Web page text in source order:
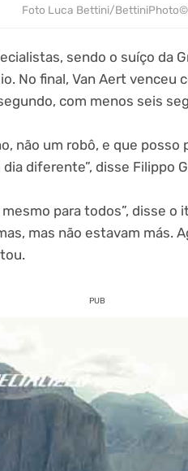
Foto Luca Bettini/
sendo o suíço da
No final, Van Aert venceu
com menos seis
não um robô, e que posso
diferente”, disse Filippo
para todos”, disse o
mas não estavam más.
PUB